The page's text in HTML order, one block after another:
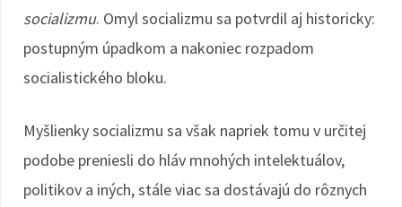
socializmu. Omyl socializmu sa potvrdil aj historicky:
postupným úpadkom a nakoniec rozpadom
socialistického bloku.
Myšlienky socializmu sa však napriek tomu v určitej
podobe preniesli do hláv mnohých intelektuálov,
politikov a iných, stále viac sa dostávajú do rôznych